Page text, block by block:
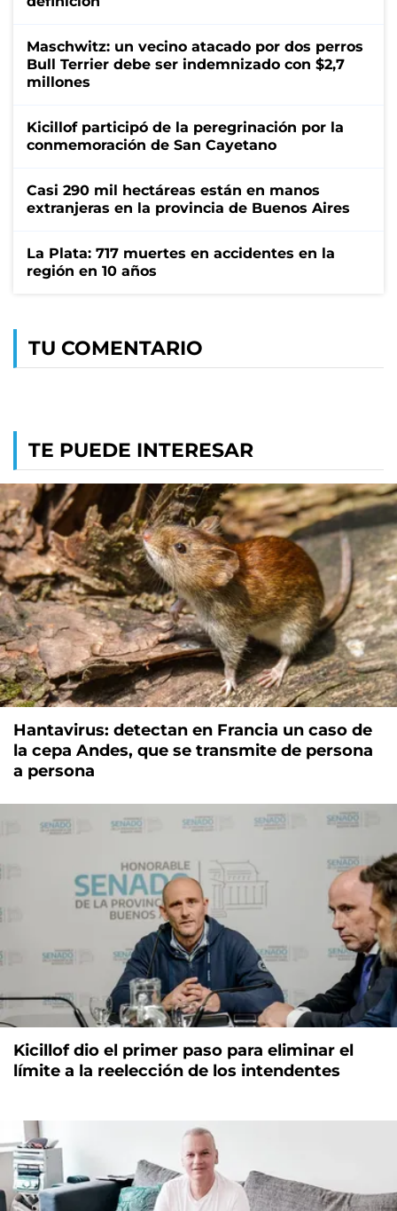
Maschwitz: un vecino atacado por dos perros
Bull Terrier debe ser indemnizado con $2,7
millones
Kicillof participó de la peregrinación por la
conmemoración de San Cayetano
Casi 290 mil hectáreas están en manos
extranjeras en la provincia de Buenos Aires
La Plata: 717 muertes en accidentes en la
región en 10 años
TU COMENTARIO
TE PUEDE INTERESAR
Hantavirus: detectan en Francia un caso de
la cepa Andes, que se transmite de persona
a persona
Kicillof dio el primer paso para eliminar el
límite a la reelección de los intendentes